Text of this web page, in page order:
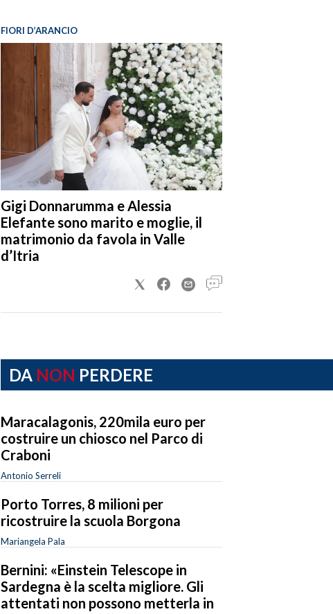
FIORI D’ARANCIO
Gigi Donnarumma e Alessia
Elefante sono marito e moglie, il
matrimonio da favola in Valle
d’Itria
DA NON PERDERE
Maracalagonis, 220mila euro per
costruire un chiosco nel Parco di
Craboni
Antonio Serreli
Porto Torres, 8 milioni per
ricostruire la scuola Borgona
Mariangela Pala
Bernini: «Einstein Telescope in
Sardegna è la scelta migliore. Gli
attentati non possono metterla in